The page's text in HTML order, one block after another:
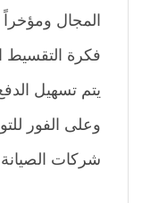
المجال
فكرة التقسيط
يتم تسهيل
وعلى الفور
شركات الصيانة